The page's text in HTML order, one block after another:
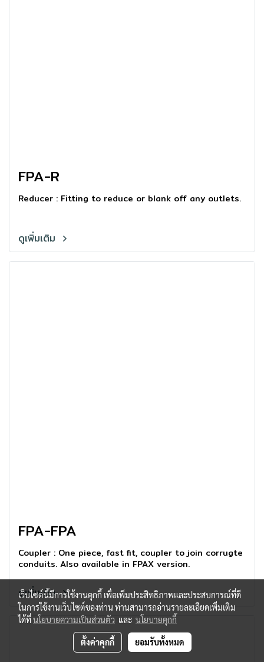
FPA-R
Reducer : Fitting to reduce or blank off any outlets.
ดูเพิ่มเติม
FPA-FPA
Coupler : One piece, fast fit, coupler to join corrugte
conduits. Also available in FPAX version.
ดูเพิ่มเติม
เว็บไซต์นี้มีการใช้งานคุกกี้ เพื่อเพิ่มประสิทธิภาพและประสบการณ์ที่ดี
ในการใช้งานเว็บไซต์ของท่าน ท่านสามารถอ่านรายละเอียดเพิ่มเติม
ได้ที่นโยบายความเป็นส่วนตัว และ นโยบายคุกกี้
ตั้งค่าคุกกี้ ยอมรับทั้งหมด